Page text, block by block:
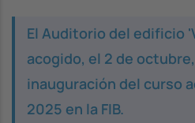
El Auditorio del edificio
acogido, el 2 de
inauguración del curso
2025 en la FIB.